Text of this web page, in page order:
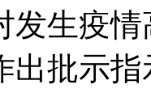
发生疫
出批示